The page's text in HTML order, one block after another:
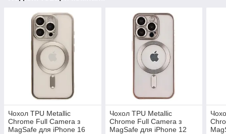
Чохол TPU Metallic
Chrome Full Camera з
MagSafe для iPhone 16
Чохол TPU Metallic
Chrome Full Camera з
MagSafe для iPhone 12